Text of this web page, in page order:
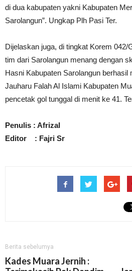
di dua kabupaten yakni Kabupaten
Sarolangun”. Ungkap Plh Pasi Ter.
Dijelaskan juga, di tingkat Korem
tim dari Sarolangun menang dengan
Hasni Kabupaten Sarolangun berhasil
Jauharu Falah Al Islami Kabupaten
pencetak gol tunggal di menit ke 41.
Penulis : Afrizal
Editor : Fajri Sr
Berita sebelumya
Kades Muara Jernih :